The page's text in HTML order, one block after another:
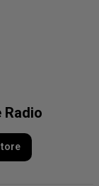
Radio